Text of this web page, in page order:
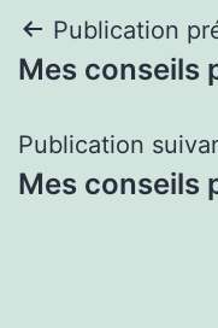
de
l’article
Publication
Mes conseils
Publication
Mes conseils